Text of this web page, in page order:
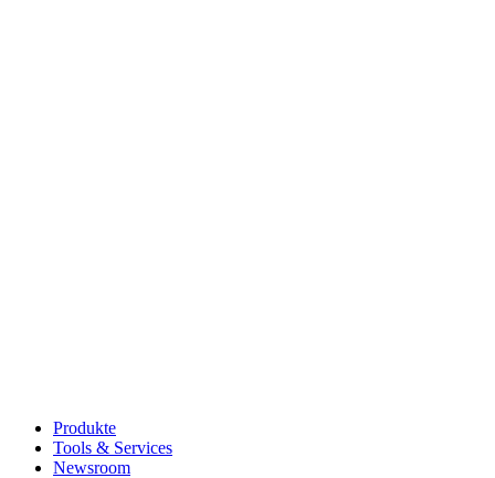
Produkte
Tools & Services
Newsroom